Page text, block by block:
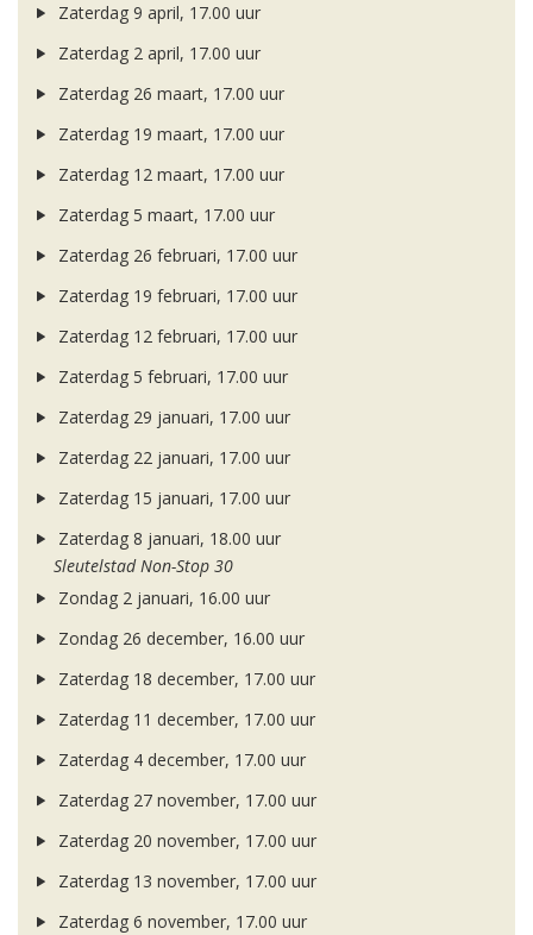
Zaterdag 9 april, 17.00 uur
Zaterdag 2 april, 17.00 uur
Zaterdag 26 maart, 17.00 uur
Zaterdag 19 maart, 17.00 uur
Zaterdag 12 maart, 17.00 uur
Zaterdag 5 maart, 17.00 uur
Zaterdag 26 februari, 17.00 uur
Zaterdag 19 februari, 17.00 uur
Zaterdag 12 februari, 17.00 uur
Zaterdag 5 februari, 17.00 uur
Zaterdag 29 januari, 17.00 uur
Zaterdag 22 januari, 17.00 uur
Zaterdag 15 januari, 17.00 uur
Zaterdag 8 januari, 18.00 uur
Sleutelstad Non-Stop 30
Zondag 2 januari, 16.00 uur
Zondag 26 december, 16.00 uur
Zaterdag 18 december, 17.00 uur
Zaterdag 11 december, 17.00 uur
Zaterdag 4 december, 17.00 uur
Zaterdag 27 november, 17.00 uur
Zaterdag 20 november, 17.00 uur
Zaterdag 13 november, 17.00 uur
Zaterdag 6 november, 17.00 uur